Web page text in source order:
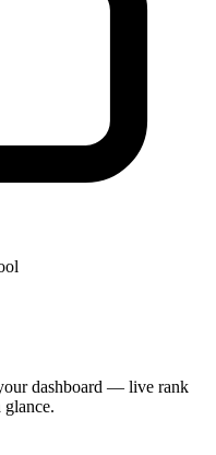
dashboard — live rank
glance.